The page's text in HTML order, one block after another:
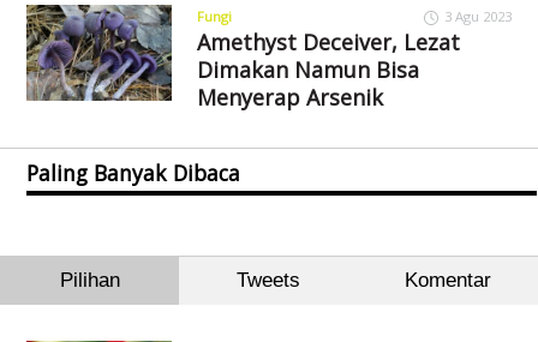
Fungi 3 Agu 2023
Amethyst Deceiver, Lezat
Dimakan Namun Bisa
Menyerap Arsenik
Paling Banyak Dibaca
Pilihan Tweets Komentar